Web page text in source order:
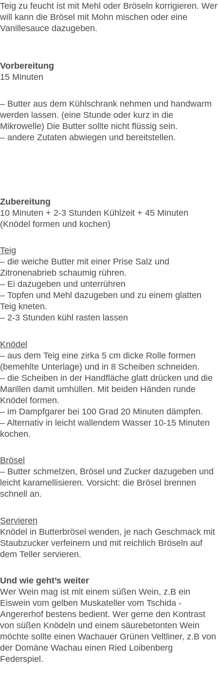
Teig zu feucht ist mit Mehl oder Bröseln korrigieren. Wer
will kann die Brösel mit Mohn mischen oder eine
Vanillesauce dazugeben.
Vorbereitung
15 Minuten
– Butter aus dem Kühlschrank nehmen und handwarm
werden lassen. (eine Stunde oder kurz in die
Mikrowelle) Die Butter sollte nicht flüssig sein.
– andere Zutaten abwiegen und bereitstellen.
Zubereitung
10 Minuten + 2-3 Stunden Kühlzeit + 45 Minuten
(Knödel formen und kochen)
Teig
– die weiche Butter mit einer Prise Salz und
Zitronenabrieb schaumig rühren.
– Ei dazugeben und unterrühren
– Topfen und Mehl dazugeben und zu einem glatten
Teig kneten.
– 2-3 Stunden kühl rasten lassen
Knödel
– aus dem Teig eine zirka 5 cm dicke Rolle formen
(bemehlte Unterlage) und in 8 Scheiben schneiden.
– die Scheiben in der Handfläche glatt drücken und die
Marillen damit umhüllen. Mit beiden Händen runde
Knödel formen.
– im Dampfgarer bei 100 Grad 20 Minuten dämpfen.
– Alternativ in leicht wallendem Wasser 10-15 Minuten
kochen.
Brösel
– Butter schmelzen, Brösel und Zucker dazugeben und
leicht karamellisieren. Vorsicht: die Brösel brennen
schnell an.
Servieren
Knödel in Butterbrösel wenden, je nach Geschmack mit
Staubzucker verfeinern und mit reichlich Bröseln auf
dem Teller servieren.
Und wie geht’s weiter
Wer Wein mag ist mit einem süßen Wein, z.B ein
Eiswein vom gelben Muskateller vom Tschida -
Angererhof bestens bedient. Wer gerne den Kontrast
von süßen Knödeln und einem säurebetonten Wein
möchte sollte einen Wachauer Grünen Veltliner, z.B von
der Domäne Wachau einen Ried Loibenberg
Federspiel.